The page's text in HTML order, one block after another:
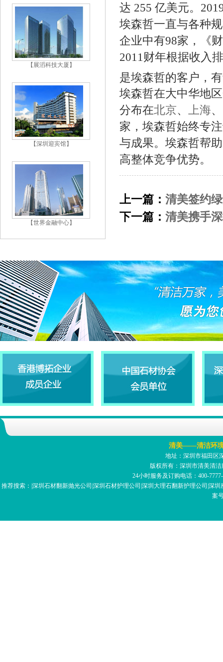
【展滔科技大厦】
【深圳迎宾馆】
【世界金融中心】
达 255 亿美元。
埃森哲一直与各种
企业中有98家，《
2011财年根据收入
是埃森哲的客户，
埃森哲在大中华地
分布在北京、 上海、
家，埃森哲始终专
与成果。埃森哲帮
高整体竞争优势。
上一篇： 清美签约
下一篇： 清美携手
清美——清洁环境
地址：深圳市福田区
版权所有：深圳市清美清
24小时服务及订购电话：400-
推荐搜索：|深圳石材翻新抛光公司|深圳石材护理公司|深圳大理石翻新护理公司|深
案